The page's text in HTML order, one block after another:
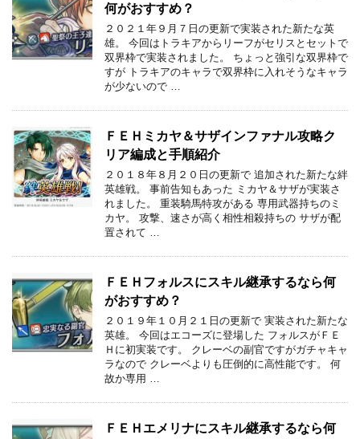
何がおすすめ？
２０２１年９月７日の更新で実装された新たな英
雄。 今回はトラキアからリーフがセリスとセットで
双界枠で実装されました。 ちょっと強引な双界枠で
すが トラキアのキャラで双界枠に入れそうなキャラ
が少ないので …
ＦＥＨミカヤ＆サザインファナル攻略ク
リア編成と手順紹介
２０１８年８月２０日の更新で 追加された新たな絆
英雄戦。 事前告知もあった ミカヤ＆サザが実装さ
れました。 重装騎馬特攻がある 専用武器持ちのミ
カヤ。 攻撃、速さが高く相性相殺持ちの サザが配
置されて …
ＦＥＨフォルスにスキル継承するなら何
がおすすめ？
２０１９年１０月２１日の更新で 実装された新たな
英雄。 今回はエコーズに登場した フォルスがＦＥ
Ｈに初実装です。 クレーベの副官ですがガチャキャ
ラなので クレーベよりも圧倒的に高性能です。 何
故か専用 …
ＦＥＨエメリナにスキル継承するなら何